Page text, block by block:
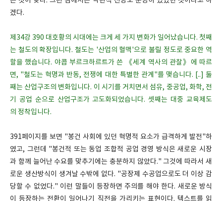
겠다.
제34강 390 대호황의 시대에는 크게 세 가지 변화가 일어났습니다. 첫째
는 철도의 확장입니다. 철도는 '산업의 혈맥'으로 불릴 정도로 중요한 역
할을 했습니다. 야콥 부르크하르트가 쓴 《세계 역사의 관찰》에 따르
면, "철도는 혁명과 반동, 전쟁에 대한 특별한 관계"를 맺습니다. [..] 둘
째는 산업구조의 변화입니다. 이 시기를 거치면서 섬유, 중공업, 화학, 전
기 공업 순으로 산업구조가 고도화되었습니다. 셋째는 대중 교육제도
의 정착입니다.
391페이지를 보면 "봉건 사회에 있던 혁명적 요소가 급격하게 발전"하
였고, 그런데 "봉건적 또는 동업 조합적 공업 경영 방식은 새로운 시장
과 함께 늘어난 수요를 맞추기에는 충분하지 않았다." 그것에 따라서 새
로운 생산방식이 생겨날 수밖에 없다. "공장제 수공업으로도 더 이상 감
당할 수 없었다." 이런 말들이 등장하면 주의를 해야 한다. 새로운 방식
이 등장하는 전환이 일어나기 직전을 가리키는 표현이다. 텍스트를 읽